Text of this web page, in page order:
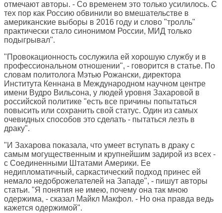
отмечают авторы. - Со временем это только усилилось. С
тех пор как Россию обвинили во вмешательстве в
американские выборы в 2016 году и слово "тролль"
практически стало синонимом России, МИД только
подыгрывал".
"Провокационность сослужила ей хорошую службу и в
профессиональном отношении", - говорится в статье. По
словам политолога Мэтью Рожански, директора
Института Кеннана в Международном научном центре
имени Вудро Вильсона, у людей уровня Захаровой в
российской политике "есть все причины попытаться
повысить или сохранить свой статус. Один из самых
очевидных способов это сделать - пытаться лезть в
драку".
"И Захарова показала, что умеет вступать в драку с
самым могущественным и крупнейшим задирой из всех -
с Соединенными Штатами Америки. Ее
недипломатичный, саркастический подход принес ей
немало недоброжелателей на Западе", - пишут авторы
статьи. "Я понятия не имею, почему она так мною
одержима, - сказал Майкл Макфол. - Но она правда ведь
кажется одержимой".